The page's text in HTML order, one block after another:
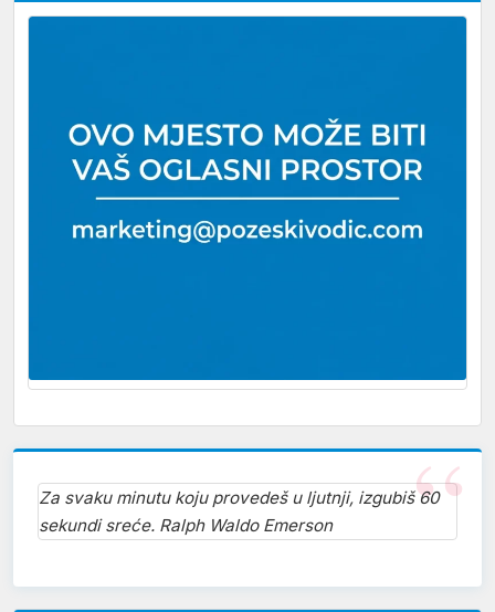
Za svaku minutu koju provedeš u ljutnji, izgubiš 60
sekundi sreće. Ralph Waldo Emerson